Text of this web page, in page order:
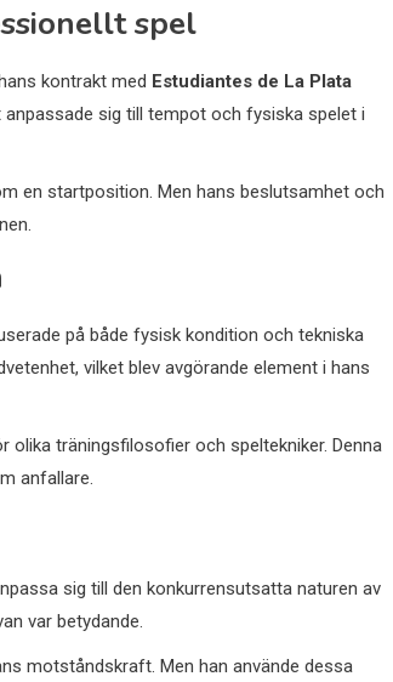
spel
kontrakt med Estudiantes de La Plata
anpassade sig till tempot och fysiska spelet i
en startposition. Men hans beslutsamhet och
på både fysisk kondition och tekniska
vilket blev avgörande element i hans
träningsfilosofier och speltekniker. Denna
anfallare.
sig till den konkurrensutsatta naturen av
var betydande.
motståndskraft. Men han använde dessa